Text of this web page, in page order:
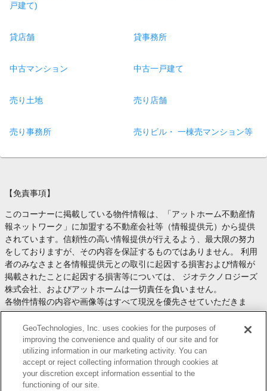
戸建て)
貸店舗 貸事務所
中古マンション 中古一戸建て
売り土地 売り店舗
売り事務所 売りビル・ 一棟売マンション等
【免責事項】
このコーナーに掲載している物件情報は、「アットホーム不動産情
報ネットワーク」に加盟する不動産会社等（情報提供元）から提供
されています。信頼性の高い情報提供が行えるよう、最大限の努力
をしておりますが、その内容を保証するものではありません。 利用
者のみなさまと各情報提供元との取引に起因する損害および情報が
掲載されたことに起因する損害等については、 ジオテクノロジーズ
株式会社、およびアットホームは一切責任を負いません。
各物件情報の内容や画像等はすべて現況を優先させていただきま
す。
お取引等（お取引の準備、資金調達等を含みます）の際には、内容
や契約条件等について、 各情報提供元より十分な説明を受け、ご自
身でご確認の上、判断してください。
このコーナーへの物件情報のご掲載、その他不動産業務ソリューシ
ョン等についての不動産会社様のお問合せはこちら
GeoTechnologies, Inc. uses cookies for the purposes of
improving the convenience and quality of our site and for
utilizing information in our marketing activity. You can
accept or reject collecting information through cookies at
your discretion except information essential to the
functioning of our site.